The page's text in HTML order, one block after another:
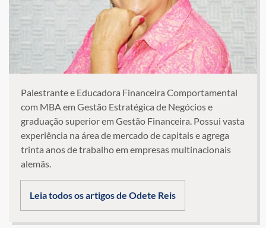
Palestrante e Educadora Financeira Comportamental
com MBA em Gestão Estratégica de Negócios e
graduação superior em Gestão Financeira. Possui vasta
experiência na área de mercado de capitais e agrega
trinta anos de trabalho em empresas multinacionais
alemãs.
Leia todos os artigos de Odete Reis